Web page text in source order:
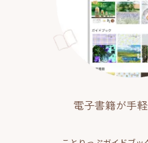
電子書籍が手